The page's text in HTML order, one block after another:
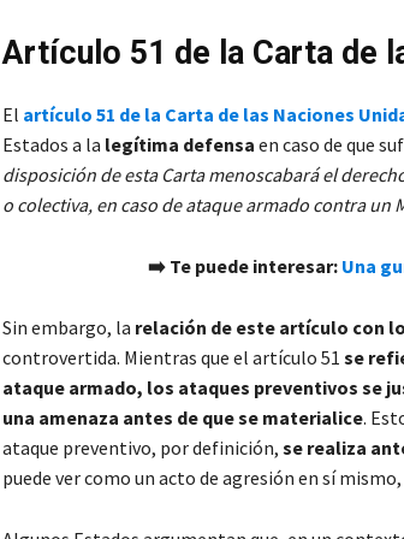
Artículo 51 de la Carta de
El artículo 51 de la Carta de las Naciones
Estados a la legítima defensa en caso de que
disposición de esta Carta menoscabará el
o colectiva, en caso de ataque armado contra un
➡️ Te puede interesar: Una
Sin embargo, la relación de este artículo con
controvertida. Mientras que el artículo 51 se
ataque armado, los ataques preventivos se
una amenaza antes de que se materialice.
ataque preventivo, por definición, se realiza
puede ver como un acto de agresión en sí